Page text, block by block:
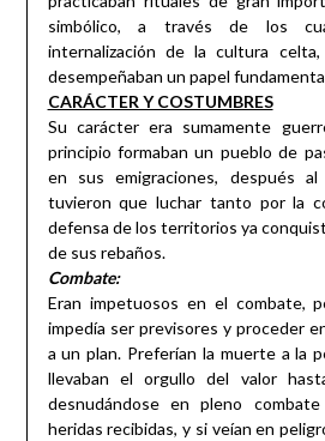
simbólico, a través de los
internalización de la cultura
desempeñaban un papel
CARÁCTER Y COSTUMBRES
Su carácter era sumamente
principio formaban un pueblo de
en sus emigraciones, después al
tuvieron que luchar tanto por la
defensa de los territorios ya
de sus rebaños.
Combate:
Eran impetuosos en el combate,
impedía ser previsores y proceder
a un plan. Preferían la muerte a la
llevaban el orgullo del valor
desnudándose en pleno
heridas recibidas, y si veían en